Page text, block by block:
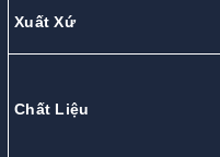
Xuất Xứ
Chất Liệu